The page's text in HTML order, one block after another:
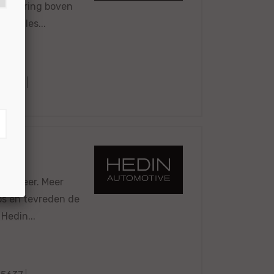
storing boven
alles...
meer. Meer
en tevreden de